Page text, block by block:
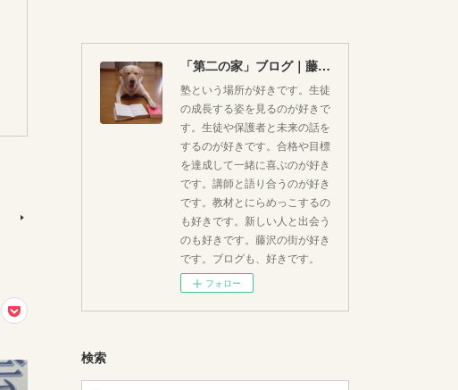
「第二の家」ブログ｜藤沢市の個別指導塾のお話
塾という場所が好きです。生徒
の成長する姿を見るのが好きで
す。生徒や保護者と未来の話を
するのが好きです。合格や目標
を達成して一緒に喜ぶのが好き
です。講師と語り合うのが好き
です。教材とにらめっこするの
も好きです。新しい人と出会う
のも好きです。藤沢の街が好き
です。ブログも、好きです。
フォロー
検索